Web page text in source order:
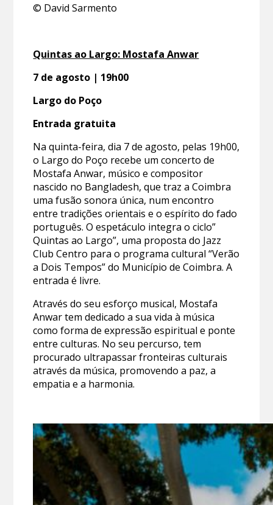
© David Sarmento
Quintas ao Largo: Mostafa Anwar
7 de agosto | 19h00
Largo do Poço
Entrada gratuita
Na quinta-feira, dia 7 de agosto, pelas 19h00,
o Largo do Poço recebe um concerto de
Mostafa Anwar, músico e compositor
nascido no Bangladesh, que traz a Coimbra
uma fusão sonora única, num encontro
entre tradições orientais e o espírito do fado
português. O espetáculo integra o ciclo”
Quintas ao Largo”, uma proposta do Jazz
Club Centro para o programa cultural “Verão
a Dois Tempos” do Município de Coimbra. A
entrada é livre.
Através do seu esforço musical, Mostafa
Anwar tem dedicado a sua vida à música
como forma de expressão espiritual e ponte
entre culturas. No seu percurso, tem
procurado ultrapassar fronteiras culturais
através da música, promovendo a paz, a
empatia e a harmonia.